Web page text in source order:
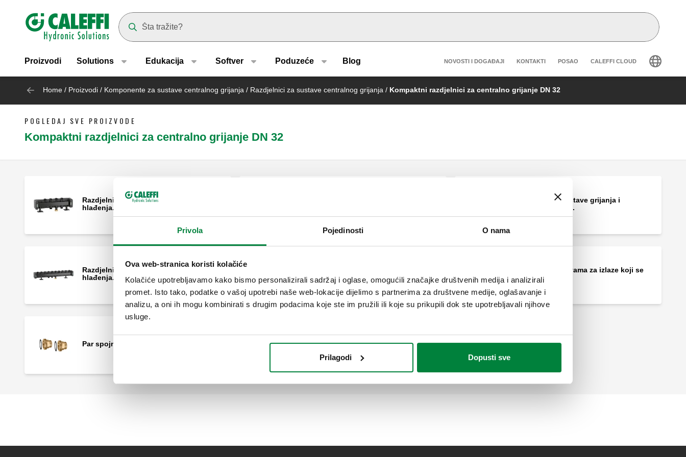
Privola Pojedinosti O nama
Ova web-stranica koristi kolačiće
Kolačiće upotrebljavamo kako bismo personalizirali sadržaj i oglase, omogućili značajke društvenih medija i analizirali
promet. Isto tako, podatke o vašoj upotrebi naše web-lokacije dijelimo s partnerima za društvene medije, oglašavanje i
analizu, a oni ih mogu kombinirati s drugim podacima koje ste im pružili ili koje su prikupili dok ste upotrebljavali njihove
usluge.
Prilagodi Dopusti sve
Header main navigation
Proizvodi Solutions Edukacija Softver Poduzeće Blog Header secondary navigation
NOVOSTI I DOGAĐAJI KONTAKTI POSAO CALEFFI CLOUD
Home / Proizvodi / Komponente za sustave centralnog grijanja / Razdjelnici za sustave centralnog grijanja / Kompaktni razdjelnici za centralno grijanje DN 32
POGLEDAJ SVE PROIZVODE
Kompaktni razdjelnici za centralno grijanje DN 32
Razdjelnik za sustave grijanja i
hlađenja. Izlazi: 2.
Razdjelnik za sustave grijanja i
hlađenja. Izlazi: 4.
Razdjelnik za sustave grijanja i
hlađenja. 5 izlaza.
i hlađenja.
Par čepova s brtvama za izlaze koji se
ne koriste.
Par spojnica s brtvom.